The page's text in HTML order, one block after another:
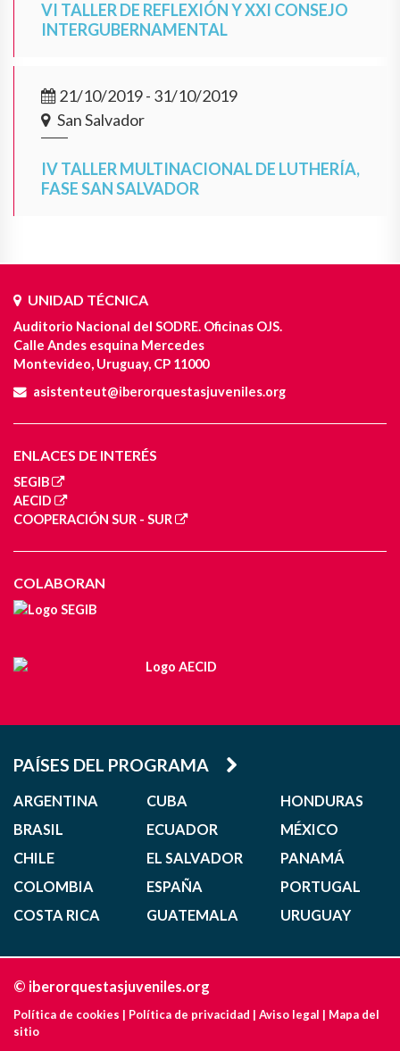
VI TALLER DE REFLEXIÓN Y XXI CONSEJO
INTERGUBERNAMENTAL
21/10/2019 - 31/10/2019
San Salvador
IV TALLER MULTINACIONAL DE LUTHERÍA,
FASE SAN SALVADOR
UNIDAD TÉCNICA
Auditorio Nacional del SODRE. Oficinas OJS.
Calle Andes esquina Mercedes
Montevideo, Uruguay, CP 11000
asistenteut@iberorquestasjuveniles.org
ENLACES DE INTERÉS
SEGIB
AECID
COOPERACIÓN SUR - SUR
COLABORAN
PAÍSES DEL PROGRAMA
ARGENTINA
BRASIL
CHILE
COLOMBIA
COSTA RICA
CUBA
ECUADOR
EL SALVADOR
ESPAÑA
GUATEMALA
HONDURAS
MÉXICO
PANAMÁ
PORTUGAL
URUGUAY
© iberorquestasjuveniles.org
Política de cookies | Política de privacidad | Aviso legal | Mapa del
sitio